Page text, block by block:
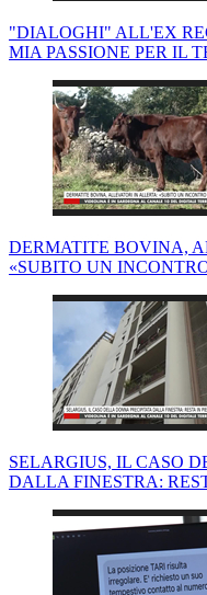
"DIALOGHI" ALL'EX
MIA PASSIONE PER IL
DERMATITE BOVINA,
«SUBITO UN
SELARGIUS, IL CASO
DALLA FINESTRA: